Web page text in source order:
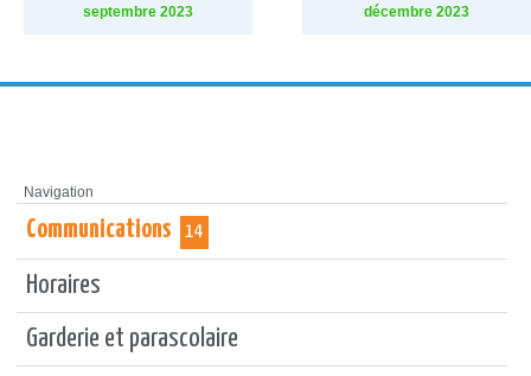
Navigation
Communications 14
Horaires
Garderie et parascolaire
septembre 2023
décembre 2023